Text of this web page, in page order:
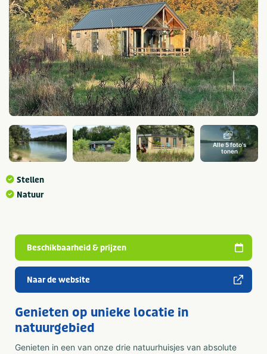
Alle 5 foto's
tonen
Stellen
Natuur
Beschikbaarheid & prijzen
Naar de website
Genieten op unieke locatie in
natuurgebied
Genieten in een van onze drie natuurhuisjes van absolute